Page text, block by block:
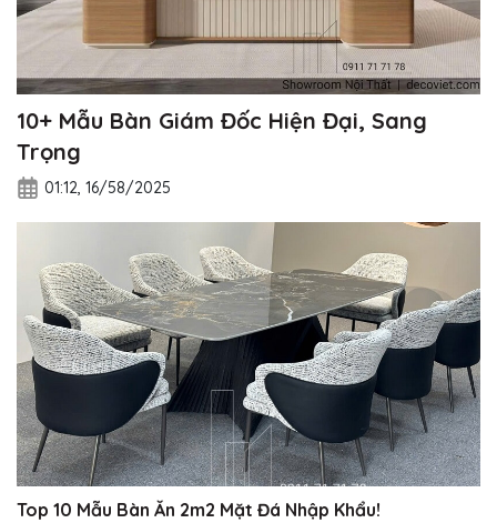
10+ Mẫu Bàn Giám Đốc Hiện Đại, Sang
Trọng
01:12, 16/58/2025
Top 10 Mẫu Bàn Ăn 2m2 Mặt Đá Nhập Khẩu!